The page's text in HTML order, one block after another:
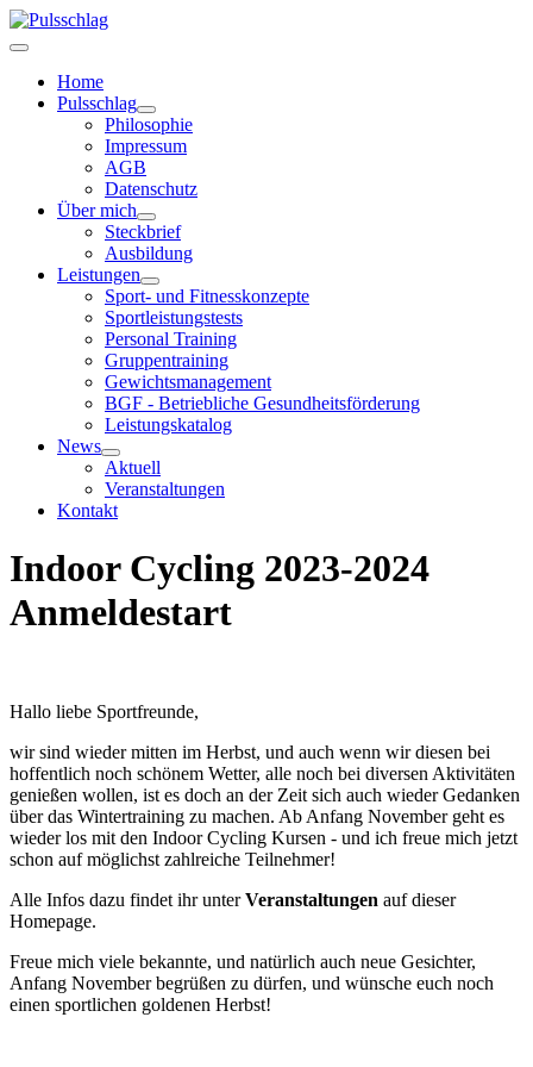
Home
Pulsschlag
Philosophie
Impressum
AGB
Datenschutz
Über mich
Steckbrief
Ausbildung
Leistungen
Sport- und Fitnesskonzepte
Sportleistungstests
Personal Training
Gruppentraining
Gewichtsmanagement
BGF - Betriebliche Gesundheitsförderung
Leistungskatalog
News
Aktuell
Veranstaltungen
Kontakt
Indoor Cycling 2023-2024
Anmeldestart
Hallo liebe Sportfreunde,
wir sind wieder mitten im Herbst, und auch wenn wir diesen bei
hoffentlich noch schönem Wetter, alle noch bei diversen Aktivitäten
genießen wollen, ist es doch an der Zeit sich auch wieder Gedanken
über das Wintertraining zu machen. Ab Anfang November geht es
wieder los mit den Indoor Cycling Kursen - und ich freue mich jetzt
schon auf möglichst zahlreiche Teilnehmer!
Alle Infos dazu findet ihr unterVeranstaltungen auf dieser
Homepage.
Freue mich viele bekannte, und natürlich auch neue Gesichter,
Anfang November begrüßen zu dürfen, und wünsche euch noch
einen sportlichen goldenen Herbst!